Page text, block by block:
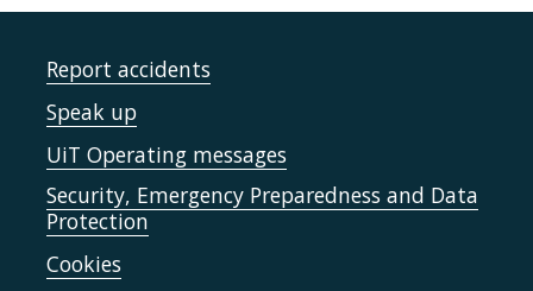
Report accidents
Speak up
UiT Operating messages
Security, Emergency Preparedness and Data
Protection
Cookies